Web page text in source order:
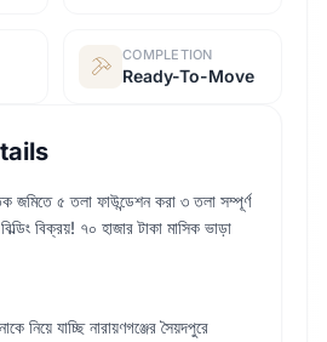
COMPLETION
Ready-To-Move
জমিতে ৫ তলা ফাউন্ডেশন করা ৩ তলা সম্পূর্ণ
বিক্রয়! ৭০ হাজার টাকা মাসিক ভাড়া
নিয়ে যাচ্ছি নারায়ণগঞ্জের সৈয়দপুরে